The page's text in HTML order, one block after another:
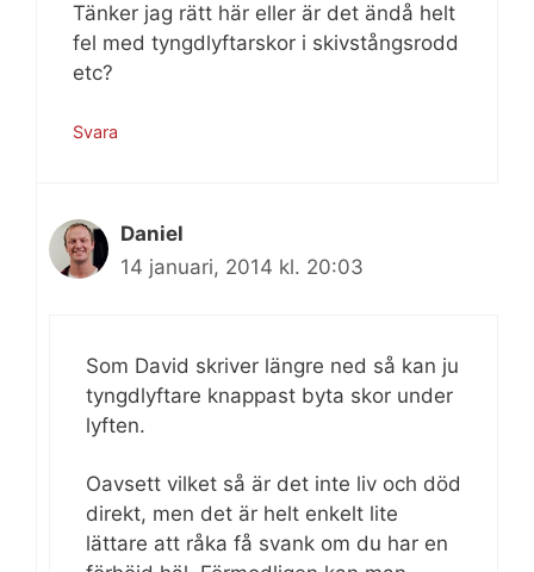
Tänker jag rätt här eller är det ändå helt
fel med tyngdlyftarskor i skivstångsrodd
etc?
Svara
Daniel
14 januari, 2014 kl. 20:03
Som David skriver längre ned så kan ju
tyngdlyftare knappast byta skor under
lyften.
Oavsett vilket så är det inte liv och död
direkt, men det är helt enkelt lite
lättare att råka få svank om du har en